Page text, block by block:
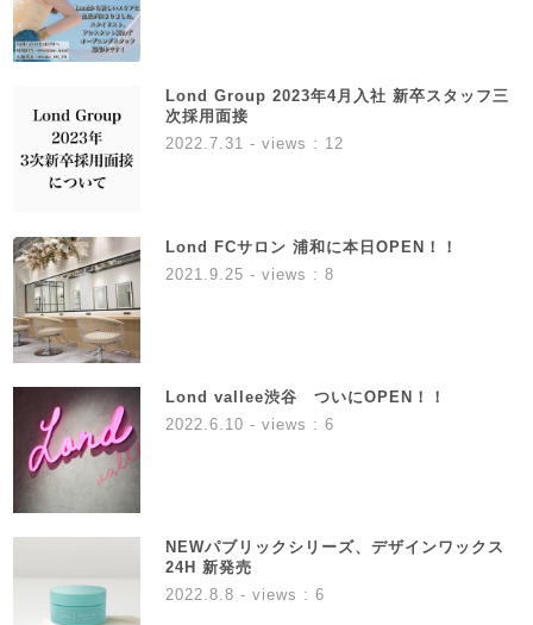
Lond Group 2023年4月入社 新卒スタッフ三
次採用面接
2022.7.31 - views : 12
Lond FCサロン 浦和に本日OPEN！！
2021.9.25 - views : 8
Lond vallee渋谷 ついにOPEN！！
2022.6.10 - views : 6
NEWパブリックシリーズ、デザインワックス
24H 新発売
2022.8.8 - views : 6